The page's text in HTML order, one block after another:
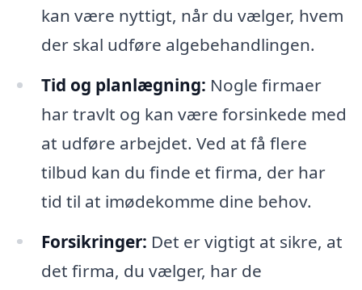
kan være nyttigt, når du vælger, hvem
der skal udføre algebehandlingen.
Tid og planlægning: Nogle firmaer
har travlt og kan være forsinkede med
at udføre arbejdet. Ved at få flere
tilbud kan du finde et firma, der har
tid til at imødekomme dine behov.
Forsikringer: Det er vigtigt at sikre, at
det firma, du vælger, har de